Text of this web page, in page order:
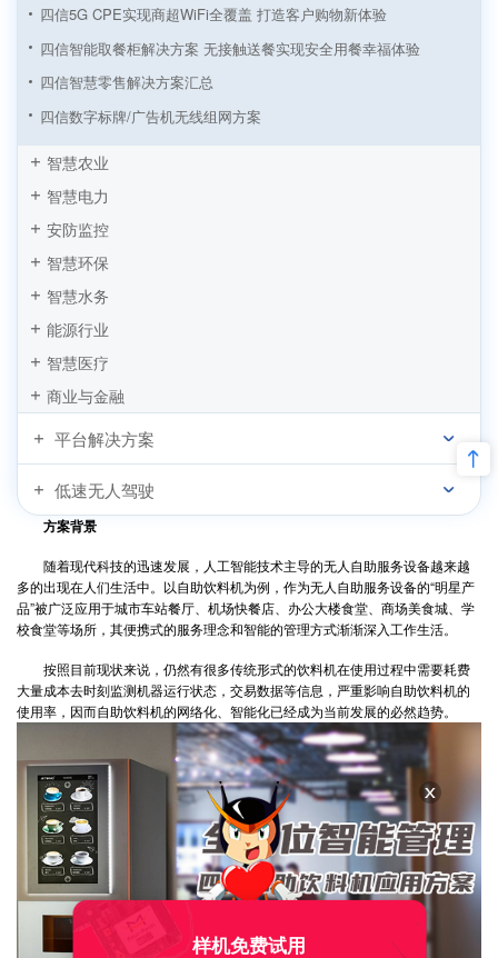
四信5G CPE实现商超WiFi全覆盖 打造客户购物新体验
四信智能取餐柜解决方案 无接触送餐实现安全用餐幸福体验
四信智慧零售解决方案汇总
四信数字标牌/广告机无线组网方案
基于四信工控一体屏自助饮料机解决方案
新零售领航者 四信智能自助结账解决方案
智慧零售的自助时代 刷脸售卖应用崛起
基于工控机搭载RK3399处理器的自助榨汁机应用方案
智能售卖系统解决方案
智慧农业
智慧电力
安防监控
智慧环保
智慧水务
能源行业
智慧医疗
商业与金融
平台解决方案
低速无人驾驶
方案背景
随着现代科技的迅速发展，人工智能技术主导的无人自助服务设备越来越
多的出现在人们生活中。以自助饮料机为例，作为无人自助服务设备的“明星产
品”被广泛应用于城市车站餐厅、机场快餐店、办公大楼食堂、商场美食城、学
校食堂等场所，其便携式的服务理念和智能的管理方式渐渐深入工作生活。
按照目前现状来说，仍然有很多传统形式的饮料机在使用过程中需要耗费
大量成本去时刻监测机器运行状态，交易数据等信息，严重影响自助饮料机的
使用率，因而自助饮料机的网络化、智能化已经成为当前发展的必然趋势。
样机免费试用